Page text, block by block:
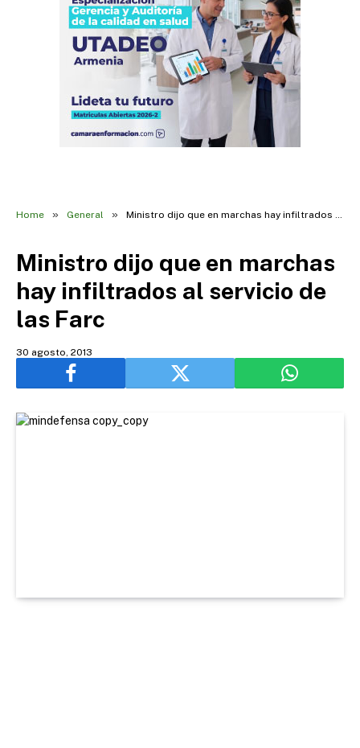
Home » General » Ministro dijo que en marchas hay infiltrados al servicio de las Farc
Ministro dijo que en marchas
hay infiltrados al servicio de
las Farc
30 agosto, 2013